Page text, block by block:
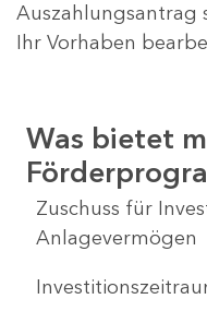
Auszahlungsantrag
Ihr Vorhaben
Was bietet
Zuschuss für
Anlagevermögen